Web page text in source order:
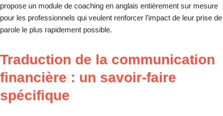
propose un module de coaching en anglais entièrement sur mesure
pour les professionnels qui veulent renforcer l’impact de leur prise de
parole le plus rapidement possible.
Traduction de la communication
financière : un savoir-faire
spécifique